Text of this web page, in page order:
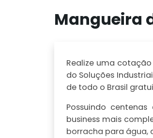
Mangueira
Realize uma
do Soluções
de todo o Brasil
Possuindo
business mais
borracha para água,